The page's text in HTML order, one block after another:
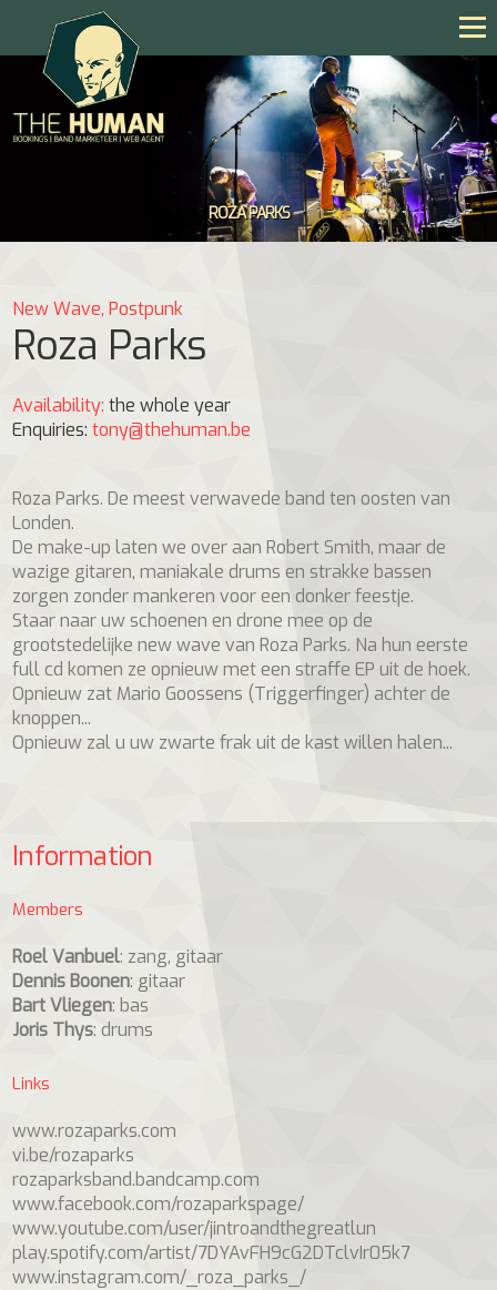
ROZA PARKS
ROZA PARKS
New Wave, Postpunk
Roza Parks
Availability: the whole year
Enquiries:tony@thehuman.be
Roza Parks. De meest verwavede band ten oosten van
Londen.
De make-up laten we over aan Robert Smith, maar de
wazige gitaren, maniakale drums en strakke bassen
zorgen zonder mankeren voor een donker feestje.
Staar naar uw schoenen en drone mee op de
grootstedelijke new wave van Roza Parks. Na hun eerste
full cd komen ze opnieuw met een straffe EP uit de hoek.
Opnieuw zat Mario Goossens (Triggerfinger) achter de
knoppen...
Opnieuw zal u uw zwarte frak uit de kast willen halen...
Information
Members
Roel Vanbuel: zang, gitaar
Dennis Boonen: gitaar
Bart Vliegen: bas
Joris Thys: drums
Links
www.rozaparks.com
vi.be/rozaparks
rozaparksband.bandcamp.com
www.facebook.com/rozaparkspage/
www.youtube.com/user/jintroandthegreatlun
play.spotify.com/artist/7DYAvFH9cG2DTclvIr05k7
www.instagram.com/_roza_parks_/